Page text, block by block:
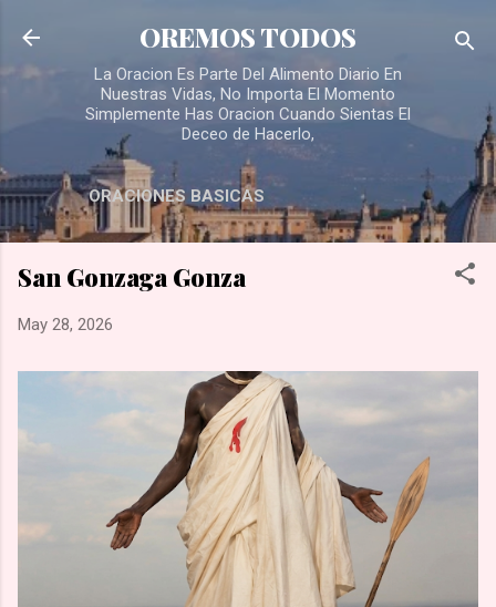
Skip to main content
OREMOS TODOS
La Oracion Es Parte Del Alimento Diario En
Nuestras Vidas, No Importa El Momento
Simplemente Has Oracion Cuando Sientas El
Deceo de Hacerlo,
ORACIONES BASICAS
San Gonzaga Gonza
May 28, 2026